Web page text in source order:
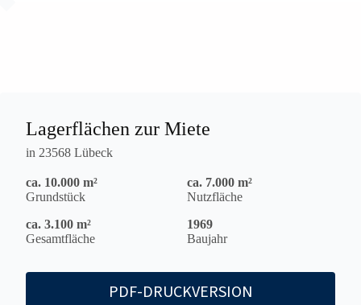
Lagerflächen zur Miete
in 23568 Lübeck
ca. 10.000 m²
Grundstück
ca. 7.000 m²
Nutzfläche
ca. 3.100 m²
Gesamtfläche
1969
Baujahr
PDF-DRUCKVERSION